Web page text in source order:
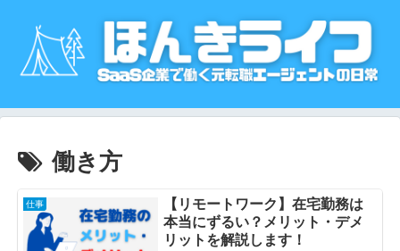
働き方
仕事
【リモートワーク】在宅勤務は
本当にずるい？メリット・デメ
リットを解説します！